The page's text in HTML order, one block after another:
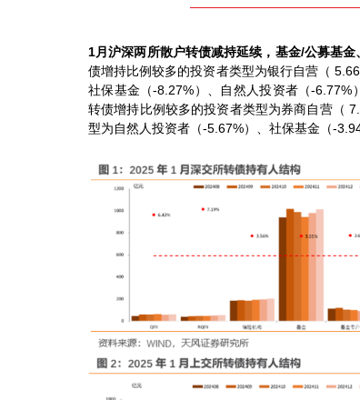
1月沪深两所散户转债减持延续，基金/公募基
债增持比例较多的投资者类型为银行自营（
社保基金（-8.27%）、自然人投资者（-
转债增持比例较多的投资者类型为券商自营（
型为自然人投资者（-5.67%）、社保基金（-